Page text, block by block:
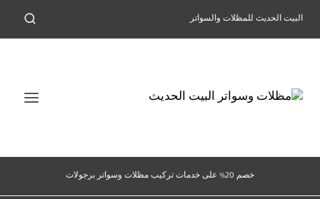
البيت الحديث للمظلات والسواتر
خصم 20% على خدمات تركيب مظلات وسواتر برجولات